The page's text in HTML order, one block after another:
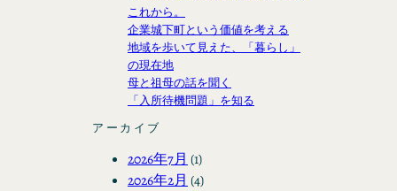
これから。
企業城下町という価値を考える
地域を歩いて見えた、「暮らし」
の現在地
母と祖母の話を聞く
「入所待機問題」を知る
アーカイブ
2026年7月 (1)
2026年2月 (4)